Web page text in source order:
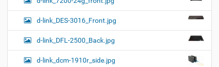
d-link_DES-3016_Front.jpg
d-link_DFL-2500_Back.jpg
d-link_dcm-1910r_side.jpg